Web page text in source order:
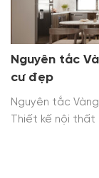
Nguyên tắc
cư đẹp
Nguyên tắc
Thiết kế nội